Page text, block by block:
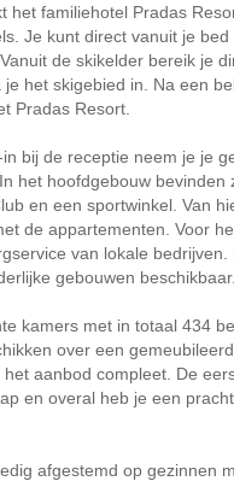
het familiehotel Pradas
Je kunt direct vanuit je
de skikelder bereik je
het skigebied in. Na een
Pradas Resort.
bij de receptie neem je je
het hoofdgebouw bevinden
en een sportwinkel. Van
de appartementen. Voor
van lokale
gebouwen beschikbaar.
kamers met in totaal 434
over een
aanbod compleet. De
en overal heb je een
afgestemd op gezinnen